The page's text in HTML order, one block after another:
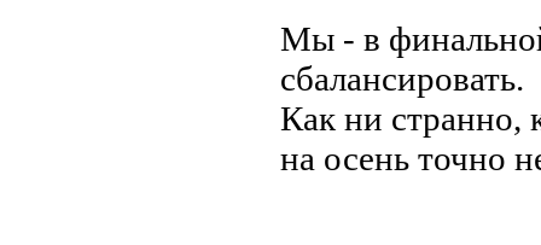
Мы - в
сбалансировать.
Как ни странно,
на осень точно